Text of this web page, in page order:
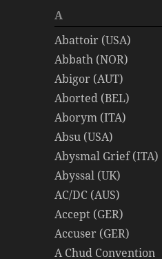
A
Abattoir (USA)
Abbath (NOR)
Abigor (AUT)
Aborted (BEL)
Aborym (ITA)
Absu (USA)
Abysmal Grief (ITA)
Abyssal (UK)
AC/DC (AUS)
Accept (GER)
Accuser (GER)
A Chud Convention